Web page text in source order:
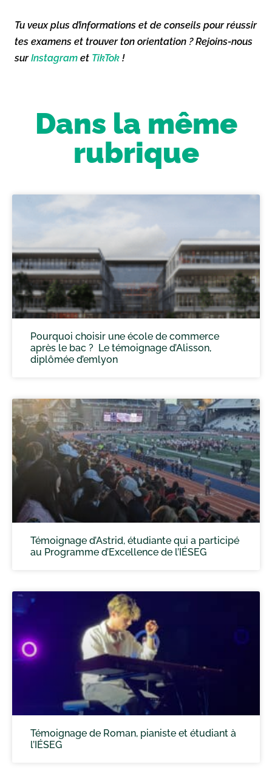
Tu veux plus d’informations et de conseils pour réussir
tes examens et trouver ton orientation ? Rejoins-nous
surInstagram et TikTok !
Dans la même
rubrique
Pourquoi choisir une école de commerce
après le bac ? Le témoignage d’Alisson,
diplômée d’emlyon
Témoignage d’Astrid, étudiante qui a participé
au Programme d’Excellence de l’IÉSEG
Témoignage de Roman, pianiste et étudiant à
l’IÉSEG